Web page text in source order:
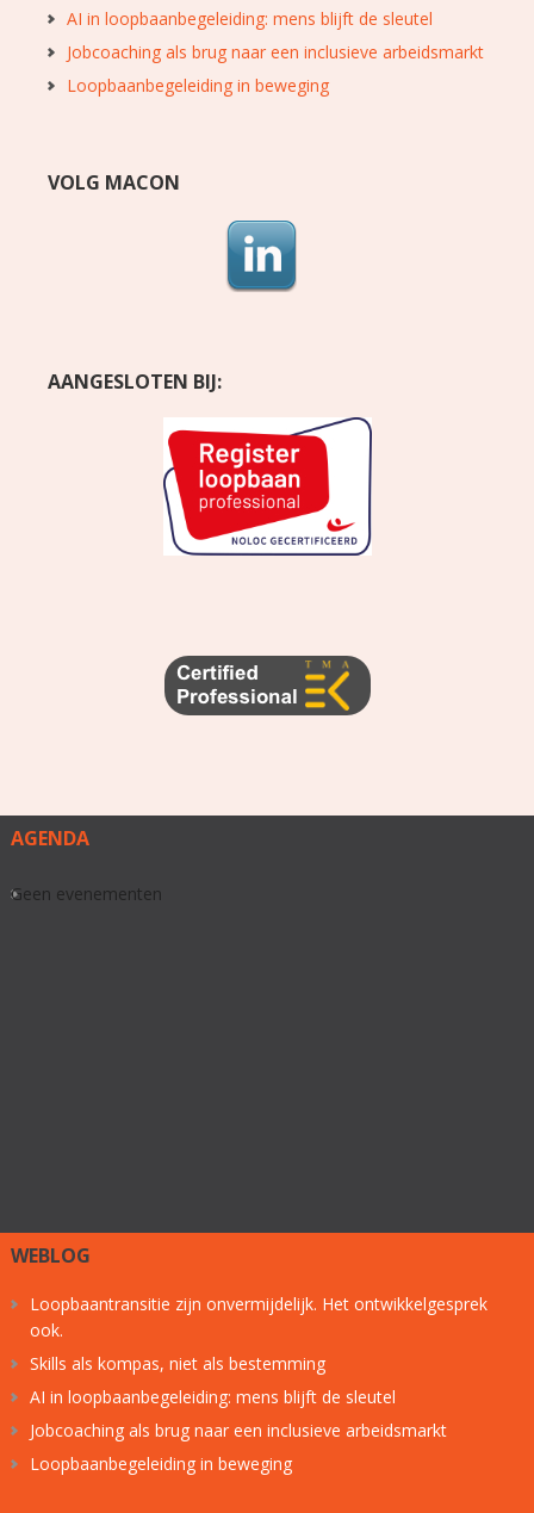
AI in loopbaanbegeleiding: mens blijft de sleutel
Jobcoaching als brug naar een inclusieve arbeidsmarkt
Loopbaanbegeleiding in beweging
VOLG MACON
AANGESLOTEN BIJ:
AGENDA
Geen evenementen
WEBLOG
Loopbaantransitie zijn onvermijdelijk. Het ontwikkelgesprek
ook.
Skills als kompas, niet als bestemming
AI in loopbaanbegeleiding: mens blijft de sleutel
Jobcoaching als brug naar een inclusieve arbeidsmarkt
Loopbaanbegeleiding in beweging